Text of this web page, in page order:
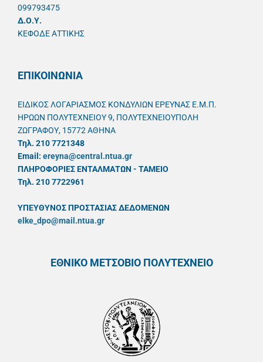
099793475
Δ.Ο.Υ.
ΚΕΦΟΔΕ ΑΤΤΙΚΗΣ
ΕΠΙΚΟΙΝΩΝΙΑ
ΕΙΔΙΚΟΣ ΛΟΓΑΡΙΑΣΜΟΣ ΚΟΝΔΥΛΙΩΝ ΕΡΕΥΝΑΣ Ε.Μ.Π.
ΗΡΩΩΝ ΠΟΛΥΤΕΧΝΕΙΟΥ 9, ΠΟΛΥΤΕΧΝΕΙΟΥΠΟΛΗ
ΖΩΓΡΑΦΟΥ, 15772 ΑΘΗΝΑ
Τηλ. 210 7721348
Email: ereyna@central.ntua.gr
ΠΛΗΡΟΦΟΡΙΕΣ ΕΝΤΑΛΜΑΤΩΝ - ΤΑΜΕΙΟ
Τηλ. 210 7722961
ΥΠΕΥΘYΝΟΣ ΠΡΟΣΤΑΣΙΑΣ ΔΕΔΟΜΕΝΩΝ
elke_dpo@mail.ntua.gr
ΕΘΝΙΚΟ ΜΕΤΣΟΒΙΟ ΠΟΛΥΤΕΧΝΕΙΟ